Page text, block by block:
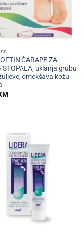
ČARAPE ZA
STOPALA, uklanja grubu
omekšava kožu